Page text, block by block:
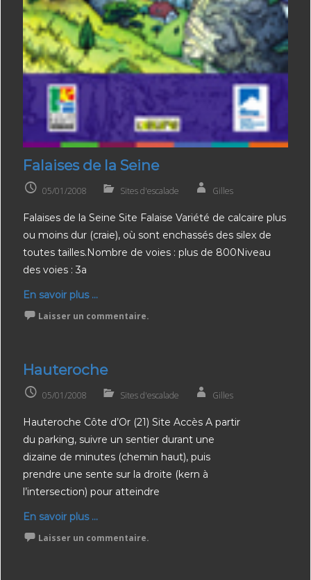
Falaises de la Seine
05/01/2008 Sites d'escalade Gilles
Falaises de la Seine Site Falaise Variété de calcaire plus
ou moins dur (craie), où sont enchassés des silex de
toutes tailles.Nombre de voies : plus de 800Niveau
des voies : 3a
En savoir plus ...
Laisser un commentaire.
Hauteroche
05/01/2008 Sites d'escalade Gilles
Hauteroche Côte d’Or (21) Site Accès A partir
du parking, suivre un sentier durant une
dizaine de minutes (chemin haut), puis
prendre une sente sur la droite (kern à
l’intersection) pour atteindre
En savoir plus ...
Laisser un commentaire.